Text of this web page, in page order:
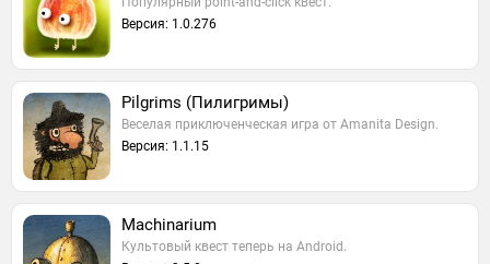
Версия: 1.0.276
Pilgrims (Пилигримы)
Веселая приключенческая игра от Amanita Design.
Версия: 1.1.15
Machinarium
Культовый квест теперь на Android.